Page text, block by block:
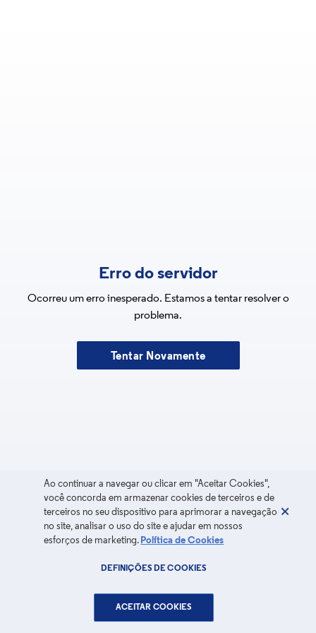
Erro do servidor
Ocorreu um erro inesperado. Estamos a tentar resolver o
problema.
Tentar Novamente
Ao continuar a navegar ou clicar em "Aceitar Cookies",
você concorda em armazenar cookies de terceiros e de
terceiros no seu dispositivo para aprimorar a navegação
no site, analisar o uso do site e ajudar em nossos
esforços de marketing. Política de Cookies
DEFINIÇÕES DE COOKIES
ACEITAR COOKIES